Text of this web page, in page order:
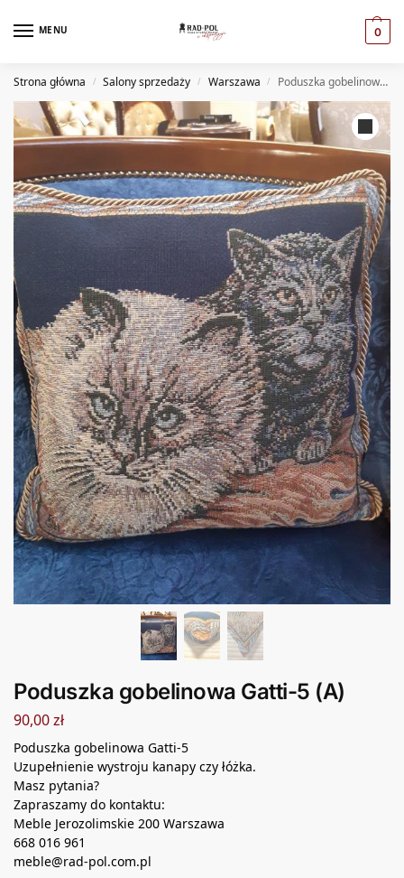
MENU 0
Strona główna / Salony sprzedaży / Warszawa / Poduszka gobelinowa Gatti-5 (A)
Poduszka gobelinowa Gatti-5 (A)
90,00zł
Poduszka gobelinowa Gatti-5
Uzupełnienie wystroju kanapy czy łóżka.
Masz pytania?
Zapraszamy do kontaktu:
Meble Jerozolimskie 200 Warszawa
668 016 961
meble@rad-pol.com.pl